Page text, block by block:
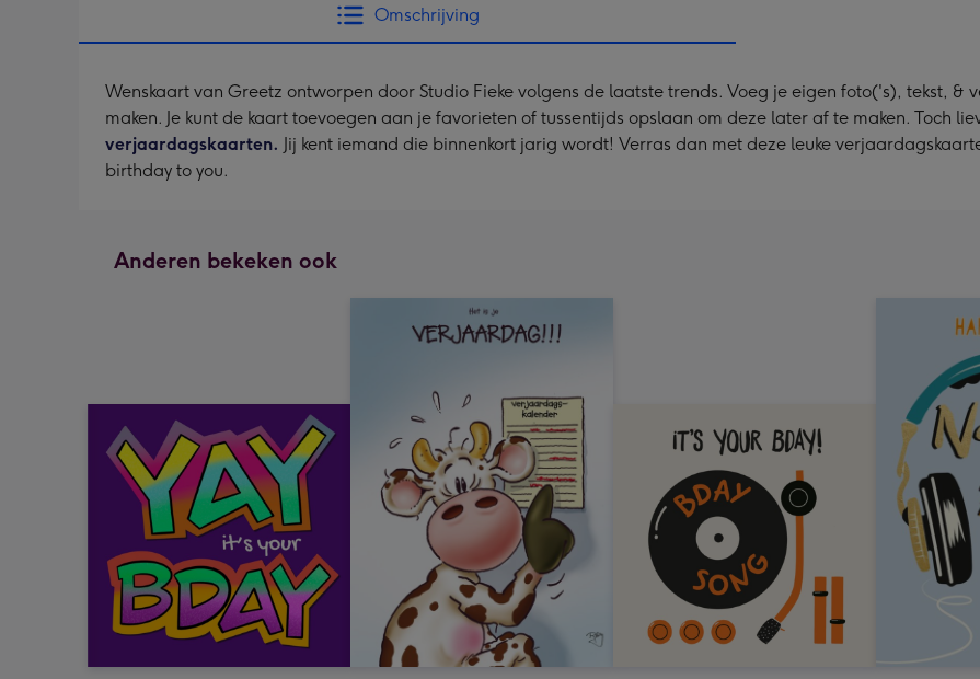
Omschrijving
Wenskaart van Greetz ontworpen door Studio Fieke volgens de laatste trends. Voeg je eigen foto('s), tekst, &
maken. Je kunt de kaart toevoegen aan je favorieten of tussentijds opslaan om deze later af te maken. Toch
verjaardagskaarten. Jij kent iemand die binnenkort jarig wordt! Verras dan met deze leuke
birthday to you.
Anderen bekeken ook